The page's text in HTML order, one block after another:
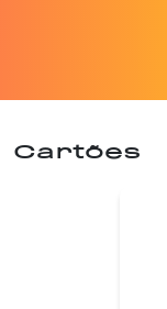
Cartões